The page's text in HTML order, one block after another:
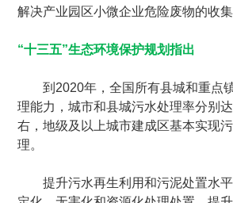
解决产业园区小微企业危险废物的收集
“十三五”生态环境保护规划指出
到2020年，全国所有县城和重点
理能力，城市和县城污水处理率分别
右，地级及以上城市建成区基本实现
理。
提升污水再生利用和污泥处置水平